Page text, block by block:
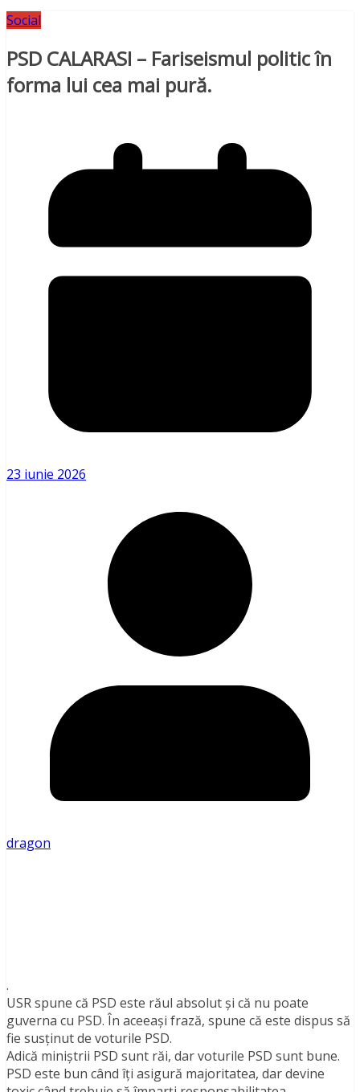
Social
PSD CALARASI – Fariseismul politic în
forma lui cea mai pură.
23 iunie 2026
dragon
.
USR spune că PSD este răul absolut și că nu poate
guverna cu PSD. În aceeași frază, spune că este dispus să
fie susținut de voturile PSD.
Adică miniștrii PSD sunt răi, dar voturile PSD sunt bune.
PSD este bun când îți asigură majoritatea, dar devine